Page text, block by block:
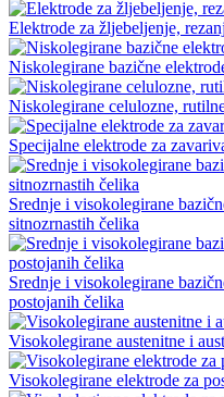
Elektrode za žljebeljenje,
Niskolegirane bazične
Niskolegirane celulozne,
Specijalne elektrode za
Srednje i visokolegirane
sitnozrnastih čelika
Srednje i visokolegirane
postojanih čelika
Visokolegirane austenitne i
Visokolegirane elektrode za